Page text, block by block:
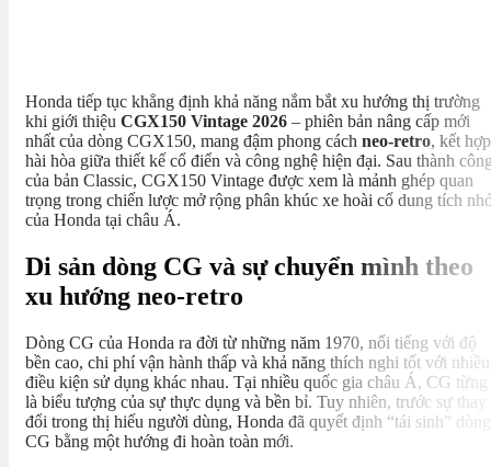
Honda tiếp tục khẳng định khả năng nắm bắt xu hướng thị trường
khi giới thiệu CGX150 Vintage 2026 – phiên bản nâng cấp mới
nhất của dòng CGX150, mang đậm phong cách neo-retro, kết hợp
hài hòa giữa thiết kế cổ điển và công nghệ hiện đại. Sau thành
của bản Classic, CGX150 Vintage được xem là mảnh ghép quan
trọng trong chiến lược mở rộng phân khúc xe hoài cổ dung tích
của Honda tại châu Á.
Di sản dòng CG và sự chuyển mình theo
xu hướng neo-retro
Dòng CG của Honda ra đời từ những năm 1970, nổi tiếng với độ
bền cao, chi phí vận hành thấp và khả năng thích nghi tốt với nhiều
điều kiện sử dụng khác nhau. Tại nhiều quốc gia châu Á, CG từng
là biểu tượng của sự thực dụng và bền bỉ. Tuy nhiên, trước sự thay
đổi trong thị hiếu người dùng, Honda đã quyết định “tái sinh” dòng
CG bằng một hướng đi hoàn toàn mới.